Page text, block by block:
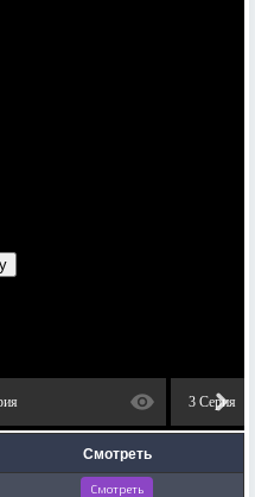
3 Серия
Смотреть
Смотреть